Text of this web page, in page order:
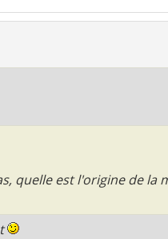
quelle est l'origine de la